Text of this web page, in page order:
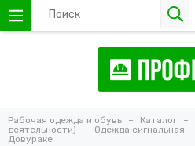
Рабочая одежда и обувь Каталог
деятельности)
Одежда сигнальная
Довураке